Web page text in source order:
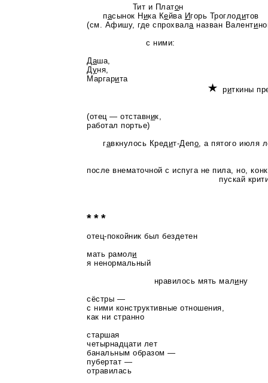
Тит и Платон
пасынок Ника Кейва Игорь Троглодитов
(см. Афишу, где спрохвала назван Валенти
с ними:
Даша,
Дуня,
Маргарита
риткины
(отец — отставник,
работал портье)
гавкнулось Кредит-Депо , а пятого июля
после внематочной с испуга не пила, но,
пускай критиковали,
* * *
отец-покойник был бездетен
мать рамоли
я ненормальный
нравилось мять малину
сёстры —
с ними конструктивные отношения,
как ни странно
старшая
четырнадцати лет
банальным образом —
пубертат —
отравилась